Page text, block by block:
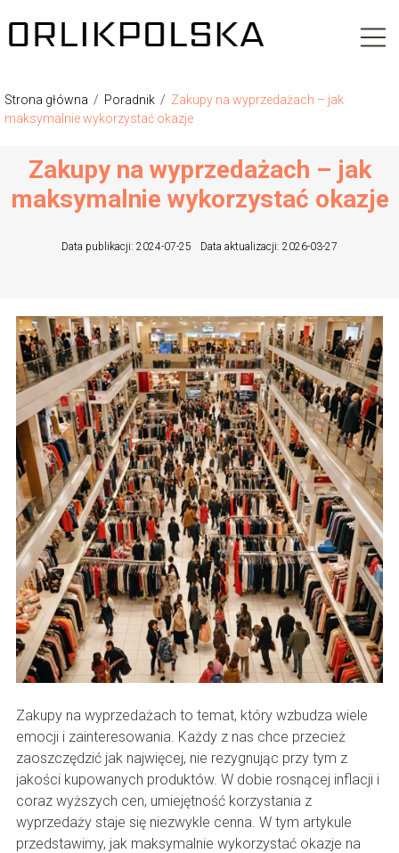
Strona główna / Poradnik / Zakupy na wyprzedażach – jak
maksymalnie wykorzystać okazje
Zakupy na wyprzedażach – jak
maksymalnie wykorzystać okazje
Data publikacji: 2024-07-25 Data aktualizacji: 2026-03-27
Zakupy na wyprzedażach to temat, który wzbudza wiele
emocji i zainteresowania. Każdy z nas chce przecież
zaoszczędzić jak najwięcej, nie rezygnując przy tym z
jakości kupowanych produktów. W dobie rosnącej inflacji i
coraz wyższych cen, umiejętność korzystania z
wyprzedaży staje się niezwykle cenna. W tym artykule
przedstawimy, jak maksymalnie wykorzystać okazje na